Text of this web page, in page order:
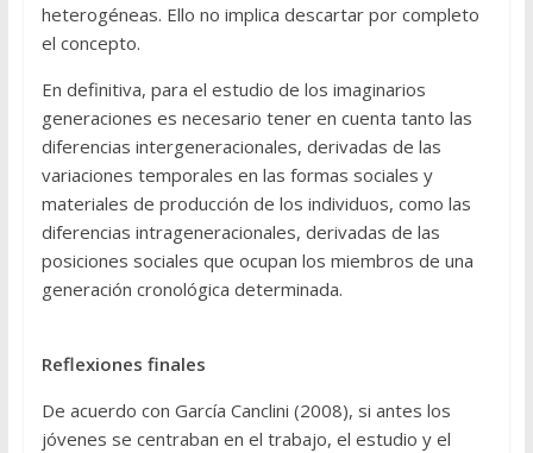
heterogéneas. Ello no implica descartar por completo
el concepto.
En definitiva, para el estudio de los imaginarios
generaciones es necesario tener en cuenta tanto las
diferencias intergeneracionales, derivadas de las
variaciones temporales en las formas sociales y
materiales de producción de los individuos, como las
diferencias intrageneracionales, derivadas de las
posiciones sociales que ocupan los miembros de una
generación cronológica determinada.
Reflexiones finales
De acuerdo con García Canclini (2008), si antes los
jóvenes se centraban en el trabajo, el estudio y el